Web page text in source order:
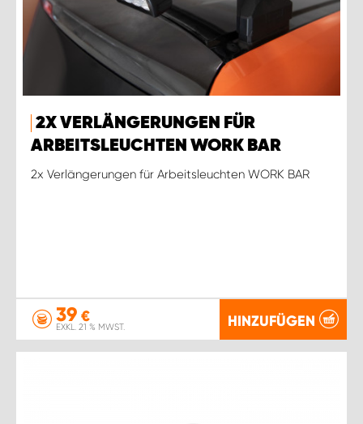
2X VERLÄNGERUNGEN FÜR
ARBEITSLEUCHTEN WORK BAR
2x Verlängerungen für Arbeitsleuchten WORK BAR
39 €
EXKL. 21 % MWST. HINZUFÜGEN